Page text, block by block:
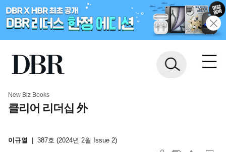
New Biz Books
클리어 리더십 外
이규열 387호 (2024년 2월 Issue 2)